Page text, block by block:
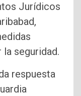
Jurídicos
la seguridad.
respuesta